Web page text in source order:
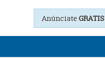
AnúnciateGRATIS